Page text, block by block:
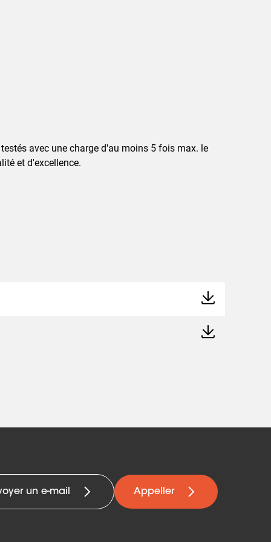
avec une charge d'au moins 5 fois max. le
et d'excellence.
un e-mail Appeller